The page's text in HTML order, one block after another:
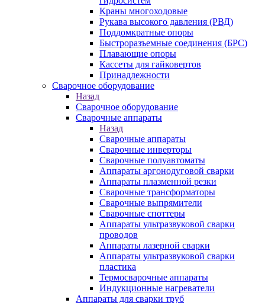
Краны многоходовые
Рукава высокого давления (РВД)
Поддомкратные опоры
Быстроразъемные соединения (БРС)
Плавающие опоры
Кассеты для гайковертов
Принадлежности
Сварочное оборудование
Назад
Сварочное оборудование
Сварочные аппараты
Назад
Сварочные аппараты
Сварочные инверторы
Сварочные полуавтоматы
Аппараты аргонодуговой сварки
Аппараты плазменной резки
Сварочные трансформаторы
Сварочные выпрямители
Сварочные споттеры
Аппараты ультразвуковой сварки
проводов
Аппараты лазерной сварки
Аппараты ультразвуковой сварки
пластика
Термосварочные аппараты
Индукционные нагреватели
Аппараты для сварки труб